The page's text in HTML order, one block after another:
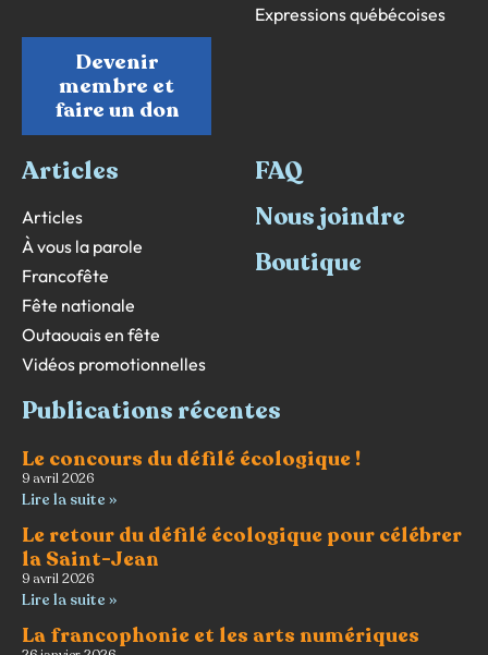
Devenir
membre et
faire un don
Expressions québécoises
Articles
Articles
À vous la parole
Francofête
Fête nationale
Outaouais en fête
Vidéos promotionnelles
FAQ
Nous joindre
Boutique
Publications récentes
Le concours du défilé écologique !
9 avril 2026
Lire la suite »
Le retour du défilé écologique pour célébrer
la Saint-Jean
9 avril 2026
Lire la suite »
La francophonie et les arts numériques